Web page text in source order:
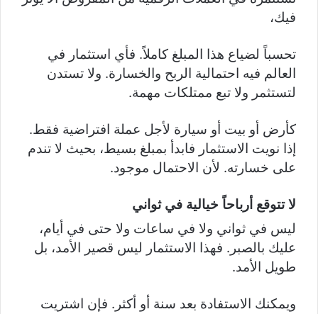
فيك،
تحسباً لضياع هذا المبلغ كاملاً. فأي استثمار في
العالم فيه احتمالية الربح والخسارة. ولا تستدن
لتستثمر ولا تبع ممتلكات مهمة.
كأرض أو بيت أو سيارة لأجل عملة افتراضية فقط.
إذا نويت الاستثمار فابدأ بمبلغ بسيط، بحيث لا تندم
على خسارته. لأن الاحتمال موجود.
لا تتوقع أرباحاً خيالية في ثواني
ليس في ثواني ولا في ساعات ولا حتى في أيام،
عليك بالصبر. فهذا الاستثمار ليس قصير الأمد، بل
طويل الأمد.
ويمكنك الاستفادة بعد سنة أو أكثر. فإن اشتريت